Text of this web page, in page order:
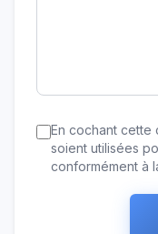
En cochant cette
soient utilisées
conformément à